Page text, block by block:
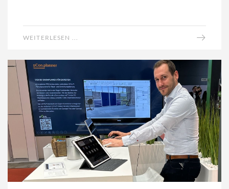
WEITERLESEN ...